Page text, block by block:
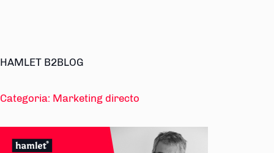
HAMLET B2BLOG
Categoria: Marketing directo